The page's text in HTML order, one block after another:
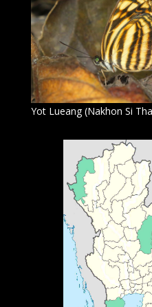
Yot Lueang (Nakhon Si